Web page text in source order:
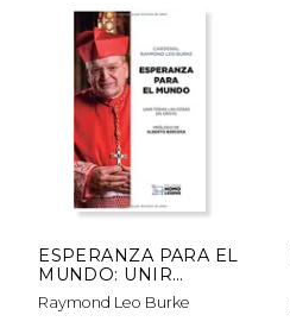
ESPERANZA PARA EL
MUNDO: UNIR
TODAS LAS COSAS
EN CRISTO (Spanish
Raymond Leo Burke